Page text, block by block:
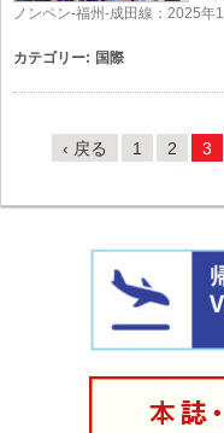
ノンペン-福州-成田線：2025年1
カテゴリー: 国際
‹ 戻る 1 2 3